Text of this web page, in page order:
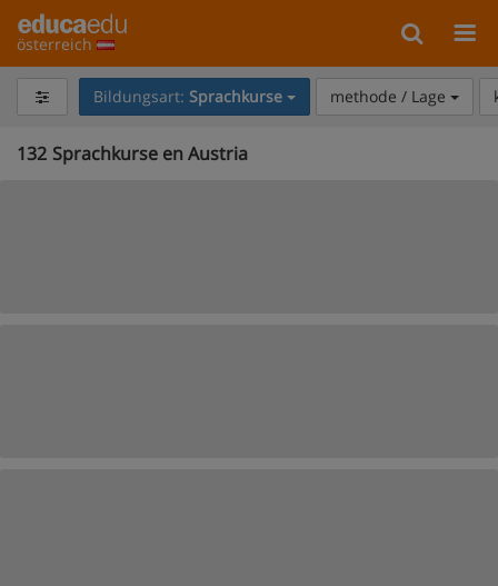
österreich
Bildungsart: Sprachkurse methode / Lage
132 Sprachkurse en Austria